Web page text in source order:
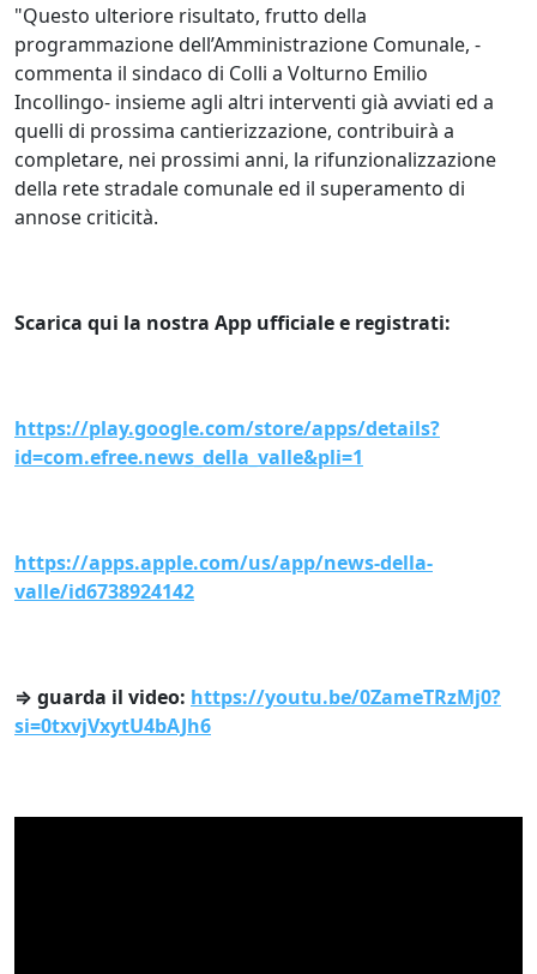
"Questo ulteriore risultato, frutto della
programmazione dell’Amministrazione Comunale, -
commenta il sindaco di Colli a Volturno Emilio
Incollingo- insieme agli altri interventi già avviati ed a
quelli di prossima cantierizzazione, contribuirà a
completare, nei prossimi anni, la rifunzionalizzazione
della rete stradale comunale ed il superamento di
annose criticità.
Scarica qui la nostra App ufficiale e registrati:
https://play.google.com/store/apps/details?
id=com.efree.news_della_valle&pli=1
https://apps.apple.com/us/app/news-della-
valle/id6738924142
⇒ guarda il video: https://youtu.be/0ZameTRzMj0?
si=0txvjVxytU4bAJh6